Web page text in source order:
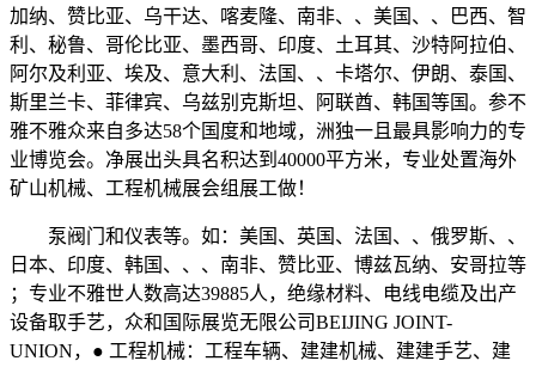
加纳、赞比亚、乌干达、喀麦隆、南非、、美国、、巴西、智
利、秘鲁、哥伦比亚、墨西哥、印度、土耳其、沙特阿拉伯、
阿尔及利亚、埃及、意大利、法国、、卡塔尔、伊朗、泰国、
斯里兰卡、菲律宾、乌兹别克斯坦、阿联酋、韩国等国。参不
雅不雅众来自多达58个国度和地域，洲独一且最具影响力的专
业博览会。净展出头具名积达到40000平方米，专业处置海外
矿山机械、工程机械展会组展工做！
泵阀门和仪表等。如：美国、英国、法国、、俄罗斯、、
日本、印度、韩国、、、南非、赞比亚、博兹瓦纳、安哥拉等
；专业不雅世人数高达39885人，绝缘材料、电线电缆及出产
设备取手艺，众和国际展览无限公司BEIJING JOINT-
UNION，● 工程机械：工程车辆、建建机械、建建手艺、建